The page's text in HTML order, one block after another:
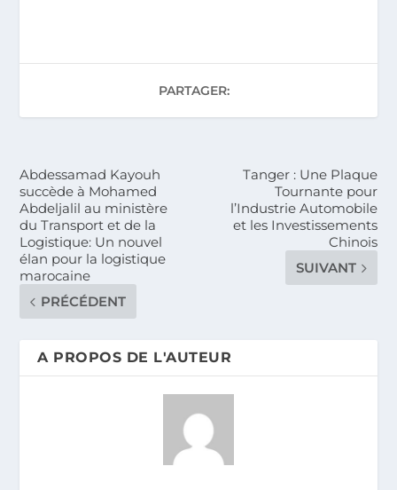
PARTAGER:
Abdessamad Kayouh
succède à Mohamed
Abdeljalil au ministère
du Transport et de la
Logistique: Un nouvel
élan pour la logistique
marocaine
PRÉCÉDENT
Tanger : Une Plaque
Tournante pour
l’Industrie Automobile
et les Investissements
Chinois
SUIVANT
A PROPOS DE L'AUTEUR